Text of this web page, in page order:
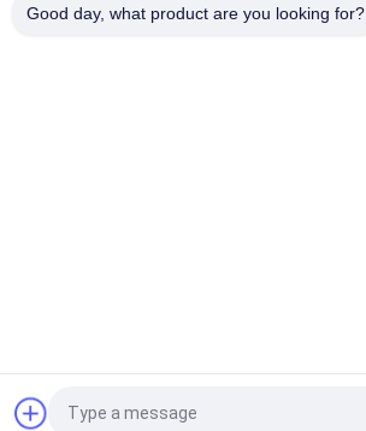
Quote request suatu
Good day, what product are you looking for?